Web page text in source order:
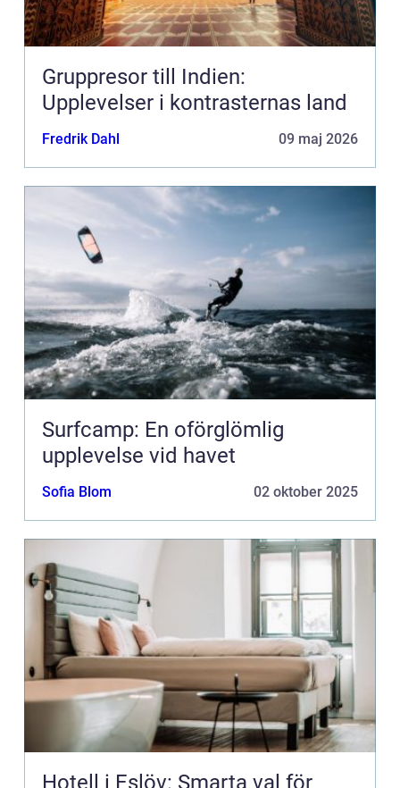
Gruppresor till Indien:
Upplevelser i kontrasternas land
Fredrik Dahl 09 maj 2026
Surfcamp: En oförglömlig
upplevelse vid havet
Sofia Blom 02 oktober 2025
Hotell i Eslöv: Smarta val för